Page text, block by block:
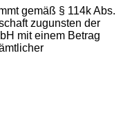
gemäß § 114k Abs.
zugunsten der
mit einem Betrag